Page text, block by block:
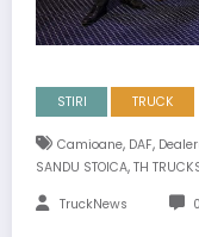
STIRI TRUCK
Camioane, DAF,
SANDU STOICA, TH
TruckNews